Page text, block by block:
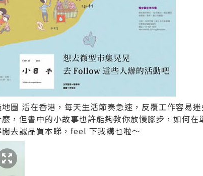
圖 活在香港，每天生活節奏急速，反覆工作容易
，但書中的小故事也許能夠教你放慢腳步，如何在
去誠品買本睇，feel 下我講乜啦～